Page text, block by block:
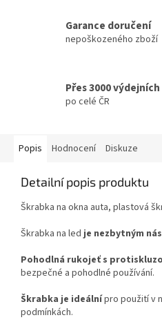
Garance doručení
nepoškozeného zboží
Přes 3000
po celé ČR
Popis Hodnocení Diskuze
Detailní popis produktu
Škrabka na okna auta, plastová
Škrabka na ledje nezbytným
Pohodlná rukojeť s
bezpečné a pohodlné používání.
Škrabka je ideálnípro použití v
podmínkách.